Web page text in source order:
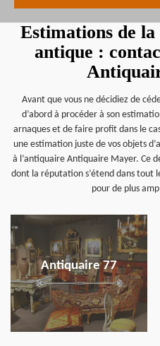
Estimations de
antique :
Avant que vous ne décidiez de
d’abord à procéder à son
arnaques et de faire profit dans le
une estimation juste de vos objets
à l’antiquaire Antiquaire Mayer. Ce
dont la réputation s’étend dans tout
pour de plus
Antiquaire 77
en savoir plus